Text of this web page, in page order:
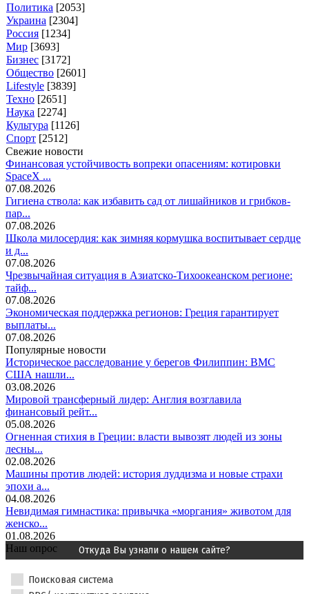
Политика [2053]
Украина [2304]
Россия [1234]
Мир [3693]
Бизнес [3172]
Общество [2601]
Lifestyle [3839]
Техно [2651]
Наука [2274]
Культура [1126]
Спорт [2512]
Свежие новости
Финансовая устойчивость вопреки опасениям: котировки
SpaceX ...
07.08.2026
Гигиена ствола: как избавить сад от лишайников и грибков-
пар...
07.08.2026
Школа милосердия: как зимняя кормушка воспитывает сердце
и д...
07.08.2026
Чрезвычайная ситуация в Азиатско-Тихоокеанском регионе:
тайф...
07.08.2026
Экономическая поддержка регионов: Греция гарантирует
выплаты...
07.08.2026
Популярные новости
Историческое расследование у берегов Филиппин: ВМС
США нашли...
03.08.2026
Мировой трансферный лидер: Англия возглавила
финансовый рейт...
05.08.2026
Огненная стихия в Греции: власти вывозят людей из зоны
лесны...
02.08.2026
Машины против людей: история луддизма и новые страхи
эпохи а...
04.08.2026
Невидимая гимнастика: привычка «моргания» животом для
женско...
01.08.2026
Наш опрос
Откуда Вы узнали о нашем сайте?
Поисковая система